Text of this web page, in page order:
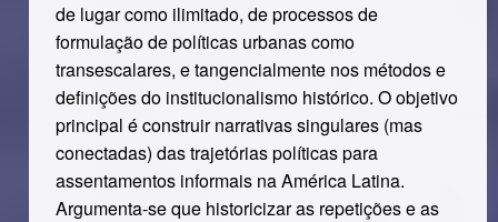
de lugar como ilimitado, de processos de
formulação de políticas urbanas como
transescalares, e tangencialmente nos métodos e
definições do institucionalismo histórico. O objetivo
principal é construir narrativas singulares (mas
conectadas) das trajetórias políticas para
assentamentos informais na América Latina.
Argumenta-se que historicizar as repetições e as